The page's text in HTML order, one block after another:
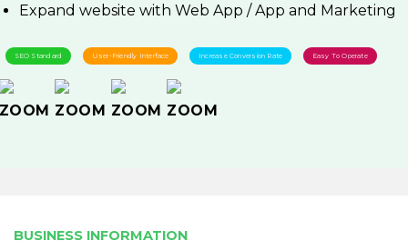
Expand website with Web App / App and Marketing
SEO Standard User-Friendly Interface Increase Conversion Rate Easy To Operate
BUSINESS INFORMATION